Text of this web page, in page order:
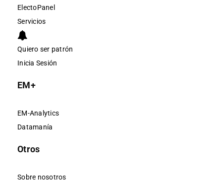
ElectoPanel
Servicios
Quiero ser patrón
Inicia Sesión
EM+
EM-Analytics
Datamanía
Otros
Sobre nosotros